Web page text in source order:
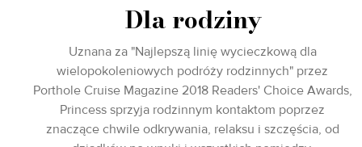
Dla rodziny
Uznana za "Najlepszą linię wycieczkową dla
wielopokoleniowych podróży rodzinnych" przez
Porthole Cruise Magazine 2018 Readers' Choice Awards,
Princess sprzyja rodzinnym kontaktom poprzez
znaczące chwile odkrywania, relaksu i szczęścia, od